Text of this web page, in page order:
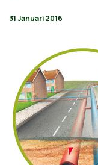
31 Januari 2016